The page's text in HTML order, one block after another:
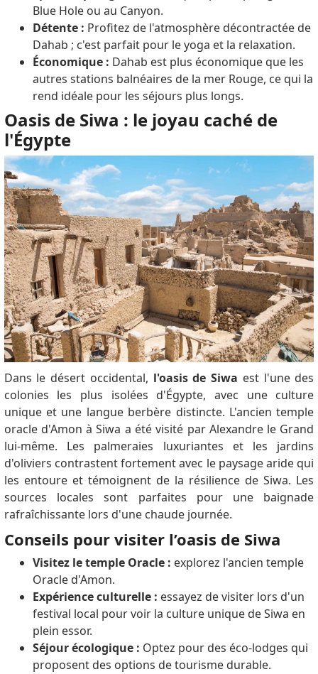
Blue Hole ou au Canyon.
Détente : Profitez de l'atmosphère décontractée de
Dahab ; c'est parfait pour le yoga et la relaxation.
Économique : Dahab est plus économique que les
autres stations balnéaires de la mer Rouge, ce qui la
rend idéale pour les séjours plus longs.
Oasis de Siwa : le joyau caché de
l'Égypte
Dans le désert occidental, l'oasis de Siwa est l'une des
colonies les plus isolées d'Égypte, avec une culture
unique et une langue berbère distincte. L'ancien temple
oracle d'Amon à Siwa a été visité par Alexandre le Grand
lui-même. Les palmeraies luxuriantes et les jardins
d'oliviers contrastent fortement avec le paysage aride qui
les entoure et témoignent de la résilience de Siwa. Les
sources locales sont parfaites pour une baignade
rafraîchissante lors d'une chaude journée.
Conseils pour visiter l’oasis de Siwa
Visitez le temple Oracle : explorez l'ancien temple
Oracle d'Amon.
Expérience culturelle : essayez de visiter lors d'un
festival local pour voir la culture unique de Siwa en
plein essor.
Séjour écologique : Optez pour des éco-lodges qui
proposent des options de tourisme durable.